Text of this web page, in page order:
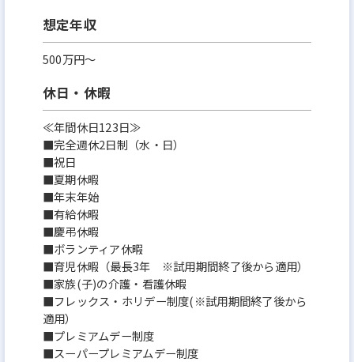
想定年収
500万円〜
休日・休暇
≪年間休⽇123⽇≫
■完全週休2⽇制（水・日）
■祝⽇
■夏期休暇
■年末年始
■有給休暇
■慶弔休暇
■ボランティア休暇
■育児休暇（最⻑3年 ※試⽤期間終了後から適⽤）
■家族(⼦)の介護・看護休暇
■フレックス・ホリデー制度(※試用期間終了後から
適用）
■プレミアムデー制度
■スーパープレミアムデー制度